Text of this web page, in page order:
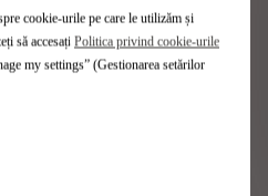
cookie-urile pe care le utilizăm și
să accesați Politica privind cookie-urile
my settings” (Gestionarea setărilor